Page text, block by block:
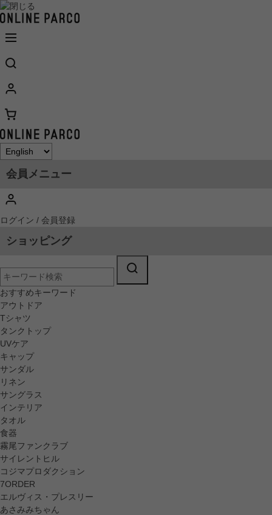
会員メニュー
ログイン / 会員登録
ショッピング
おすすめキーワード
アウトドア
Tシャツ
タンクトップ
UVケア
キャップ
サンダル
リネン
サングラス
インテリア
タオル
食器
霧尾ファンクラブ
サイレントヒル
コジマプロダクション
7ORDER
エルヴィス・プレスリー
あさみみちゃん